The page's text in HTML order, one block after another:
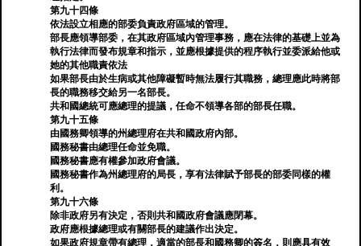
第九十四條
依法設立相應的部委負責政府區域的管理。
部長應領導部委，在其政府區域內管理事務，應在法律的基礎上並為
執行法律而發布規章和指示，並應根據提供的程序執行並委派給他或
她的其他職責依法
如果部長由於生病或其他障礙暫時無法履行其職務，總理應此時將部
長的職務移交給另一名部長。
共和國總統可應總理的提議，任命不領導各部的部長任職。
第九十五條
由國務卿領導的州總理府在共和國政府內部。
國務秘書由總理任命並免職。
國務秘書應有權參加政府會議。
國務秘書作為州總理府的局長，享有法律賦予部長的部委同樣的權
利。
第九十六條
除非政府另有決定，否則共和國政府會議應閉幕。
政府應根據總理或有關部長的建議作出決定。
如果政府規章帶有總理，適當的部長和國務卿的簽名，則應具有效